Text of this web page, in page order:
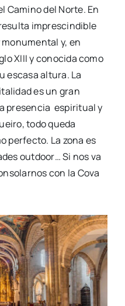
Camino del Norte. En
imprescindible
y, en
XIII y conocida como
escasa altura. La
es un gran
presencia espiritualy
todo queda
perfecto. La zona es
outdoor…Si nos va
con la Cova